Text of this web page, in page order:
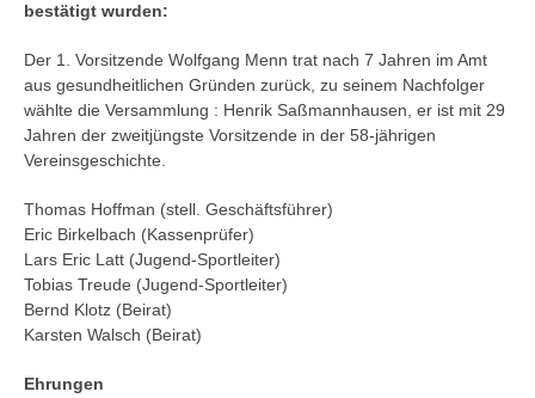
bestätigt wurden:
Der 1. Vorsitzende Wolfgang Menn trat nach 7 Jahren im Amt
aus gesundheitlichen Gründen zurück, zu seinem Nachfolger
wählte die Versammlung : Henrik Saßmannhausen, er ist mit 29
Jahren der zweitjüngste Vorsitzende in der 58-jährigen
Vereinsgeschichte.
Thomas Hoffman (stell. Geschäftsführer)
Eric Birkelbach (Kassenprüfer)
Lars Eric Latt (Jugend-Sportleiter)
Tobias Treude (Jugend-Sportleiter)
Bernd Klotz (Beirat)
Karsten Walsch (Beirat)
Ehrungen